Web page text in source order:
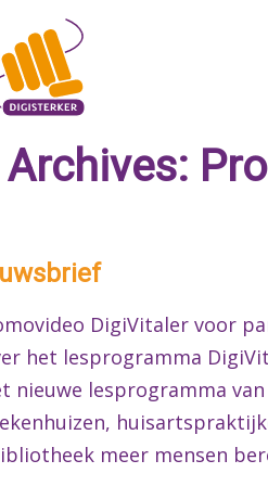
DigiVitaler voor
het lesprogramma
nieuwe lesprogramma
meer mensen